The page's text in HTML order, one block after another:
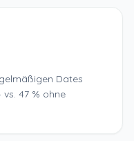
Dates
47 % ohne